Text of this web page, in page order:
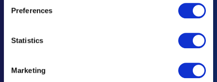
Preferences
Statistics
Marketing
문의 및 의견
광고 문의
재해시 대응